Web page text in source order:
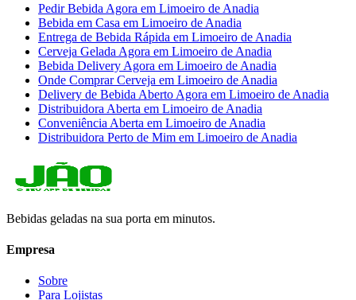
Pedir Bebida Agora em Limoeiro de Anadia
Bebida em Casa em Limoeiro de Anadia
Entrega de Bebida Rápida em Limoeiro de Anadia
Cerveja Gelada Agora em Limoeiro de Anadia
Bebida Delivery Agora em Limoeiro de Anadia
Onde Comprar Cerveja em Limoeiro de Anadia
Delivery de Bebida Aberto Agora em Limoeiro de Anadia
Distribuidora Aberta em Limoeiro de Anadia
Conveniência Aberta em Limoeiro de Anadia
Distribuidora Perto de Mim em Limoeiro de Anadia
Bebidas geladas na sua porta em minutos.
Empresa
Sobre
Para Lojistas